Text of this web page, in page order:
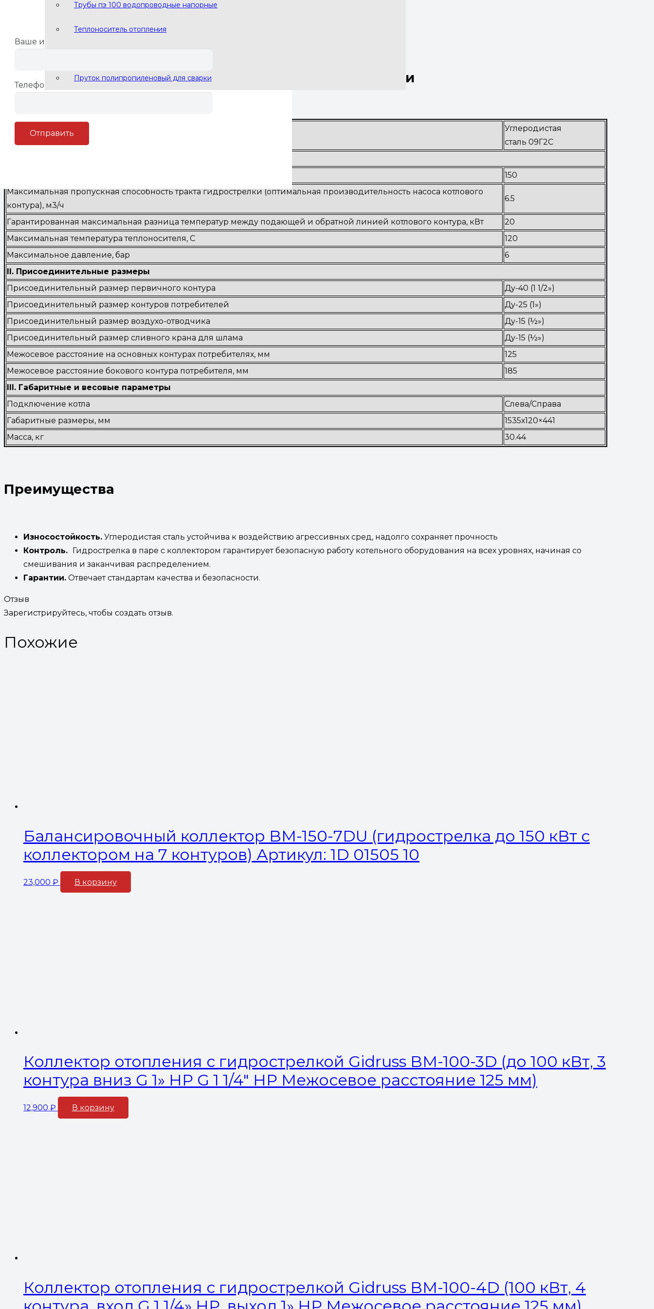
Трубы пэ 100 водопроводные напорные
Теплоноситель отопления
Пруток полипропиленовый для сварки
Ваше имя
Телефон
Встроенная сетка-сепаратор
Технические характеристики
Материал исполнения
Углеродистая
сталь 09Г2С
150
Максимальная пропускная способность тракта гидрострелки (оптимальная производительность насоса котлового
контура), м3/ч
6.5
Гарантированная максимальная разница температур между подающей и обратной линией котлового контура, кВт
20
Максимальная температура теплоносителя, С
120
Максимальное давление, бар
6
II. Присоединительные размеры
Присоединительный размер первичного контура
Ду-40 (1 1/2»)
Присоединительный размер контуров потребителей
Ду-25 (1»)
Присоединительный размер воздухо-отводчика
Ду-15 (½»)
Присоединительный размер сливного крана для шлама
Ду-15 (½»)
Межосевое расстояние на основных контурах потребителях, мм
125
Межосевое расстояние бокового контура потребителя, мм
185
III. Габаритные и весовые параметры
Подключение котла
Слева/Справа
Габаритные размеры, мм
1535х120×441
Масса, кг
30.44
Преимущества
Износостойкость. Углеродистая сталь устойчива к воздействию агрессивных сред, надолго сохраняет прочность
Контроль.
Гидрострелка в паре с коллектором гарантирует безопасную работу котельного оборудования на всех уровнях, начиная со
смешивания и заканчивая распределением.
Гарантии. Отвечает стандартам качества и безопасности.
Отзыв
Зарегистрируйтесь, чтобы создать отзыв.
Похожие
Балансировочный коллектор BM-150-7DU (гидрострелка до 150 кВт с
коллектором на 7 контуров) Артикул: 1D 01505 10
23,000 ₽ В корзину
Коллектор отопления с гидрострелкой Gidruss BM-100-3D (до 100 кВт, 3
контура вниз G 1» НР G 1 1/4″ HP Межосевое расстояние 125 мм)
12,900 ₽ В корзину
Коллектор отопления с гидрострелкой Gidruss BM-100-4D (100 кВт, 4